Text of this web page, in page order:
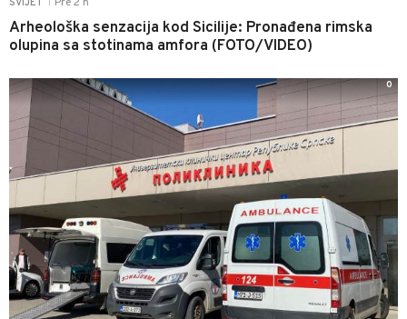
SVIJET
Arheološka senzacija kod Sicilije: Pronađena rimska
olupina sa stotinama amfora (FOTO/VIDEO)
0